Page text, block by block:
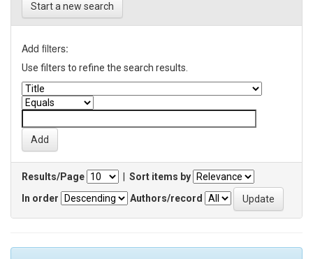
Start a new search
Add filters:
Use filters to refine the search results.
Results/Page
Sort items by
In order
Authors/record